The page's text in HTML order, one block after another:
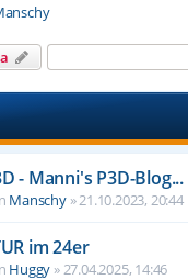
- Manni's P3D-Blog...
Manschy»21.10.2023, 20:44
im 24er
Huggy »27.04.2025, 14:46